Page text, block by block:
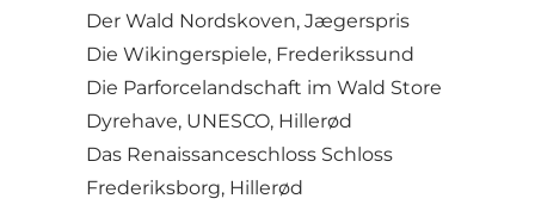
Der Wald Nordskoven, Jægerspris
Die Wikingerspiele, Frederikssund
Die Parforcelandschaft im Wald Store
Dyrehave, UNESCO, Hillerød
Das Renaissanceschloss Schloss
Frederiksborg, Hillerød